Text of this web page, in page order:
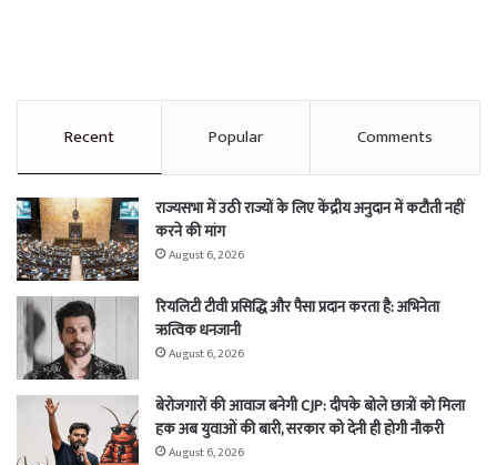
Recent Popular Comments
राज्यसभा में उठी राज्यों के लिए केंद्रीय अनुदान में कटौती नहीं
करने की मांग
August 6, 2026
रियलिटी टीवी प्रसिद्धि और पैसा प्रदान करता है: अभिनेता
ऋत्विक धनजानी
August 6, 2026
बेरोजगारों की आवाज बनेगी CJP: दीपके बोले छात्रों को मिला
हक अब युवाओं की बारी, सरकार को देनी ही होगी नौकरी
August 6, 2026